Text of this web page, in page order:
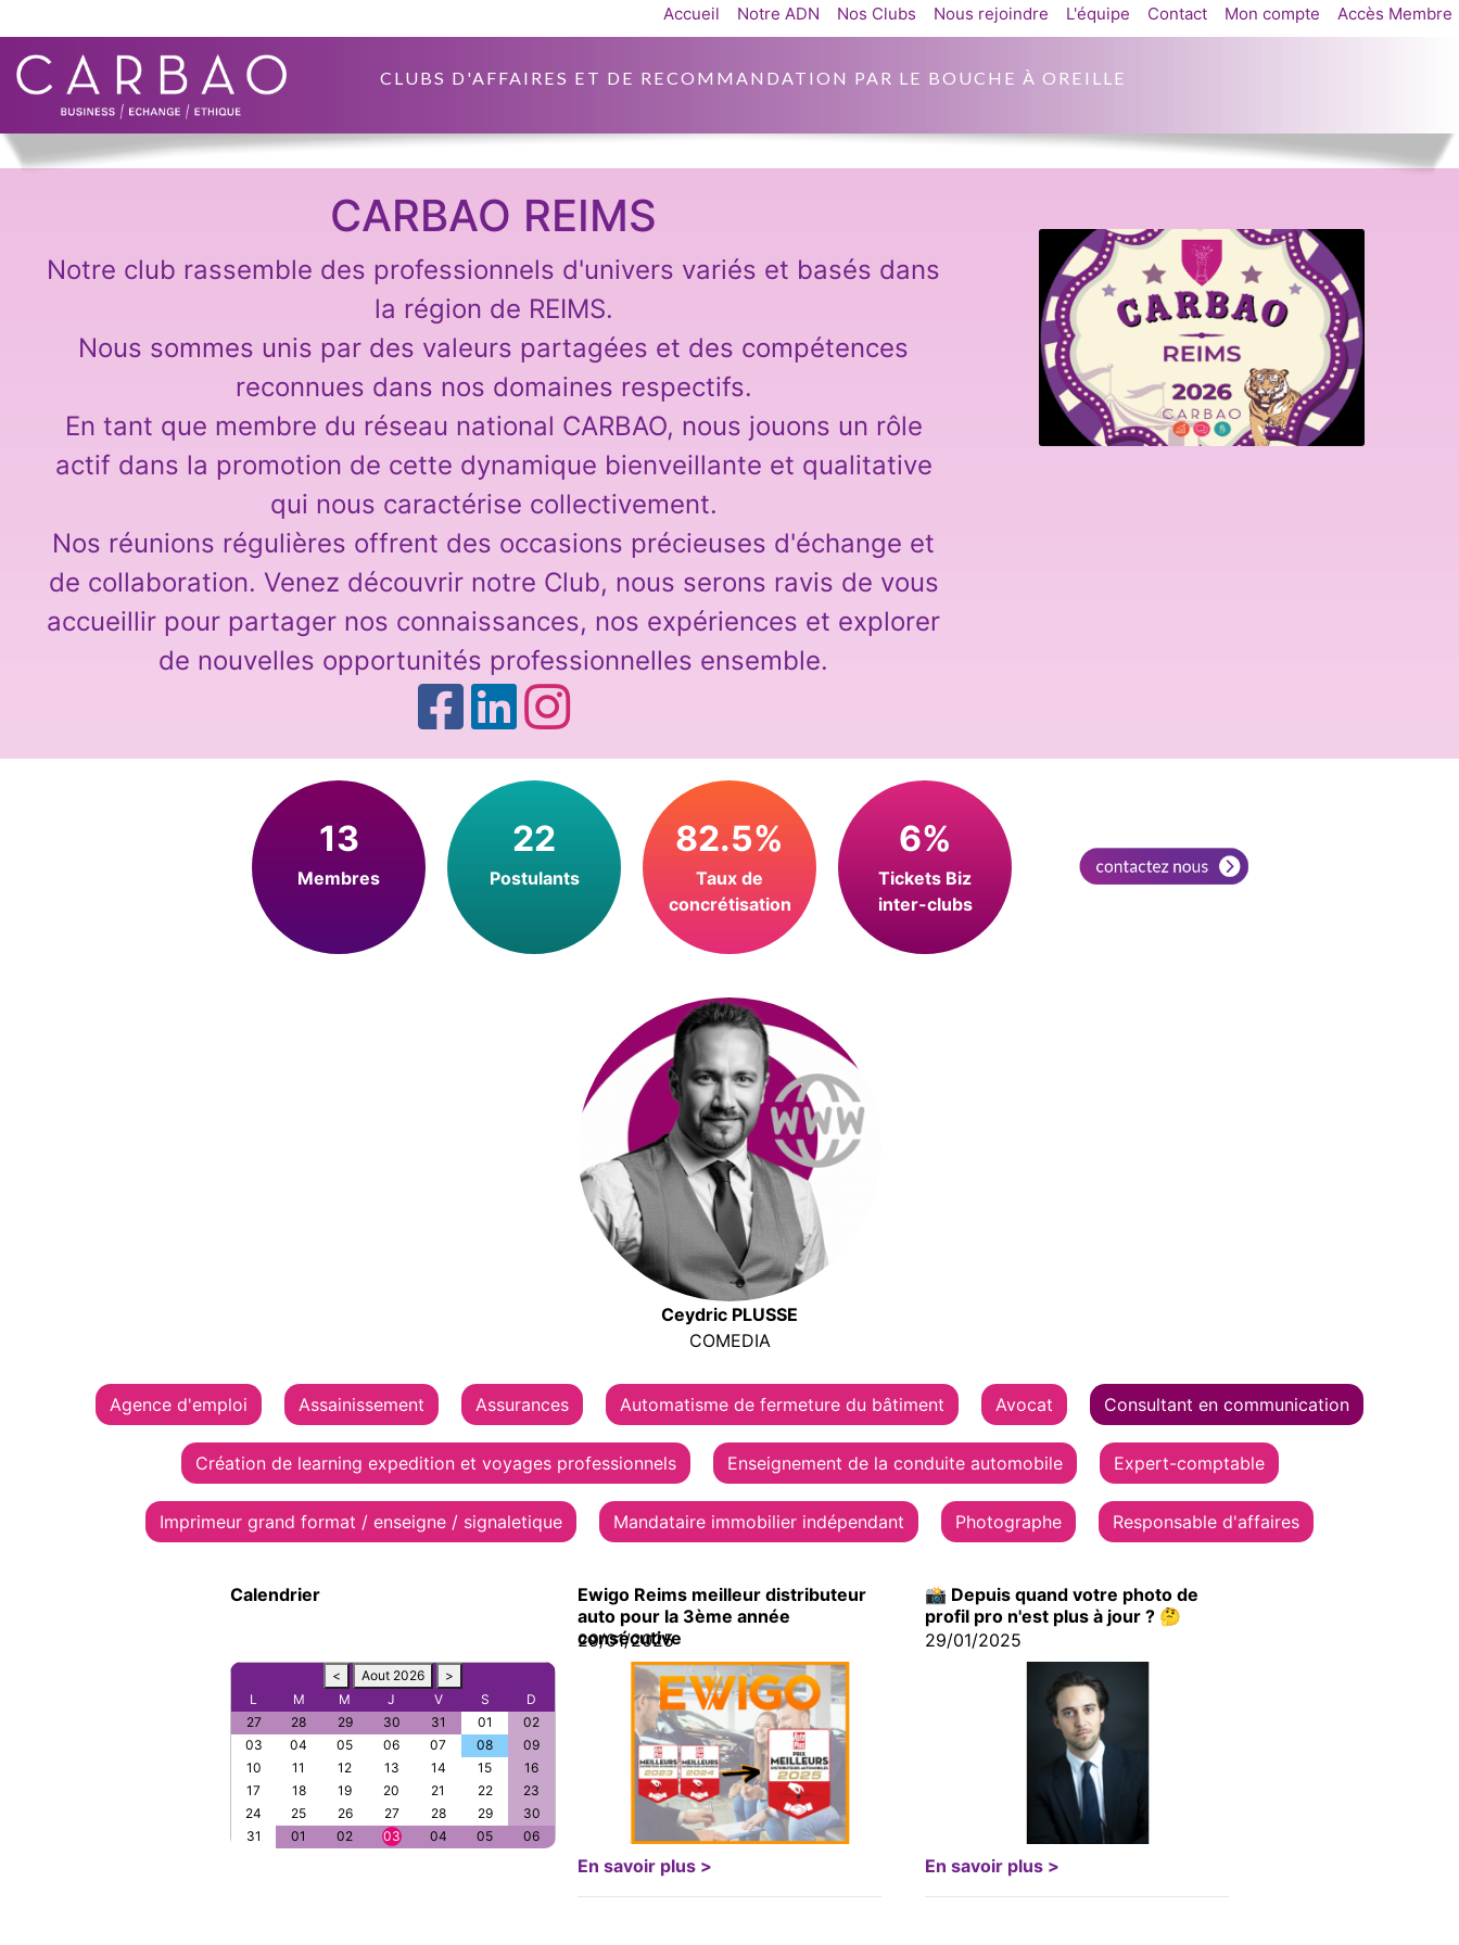
CLUBS D'AFFAIRES ET DE RECOMMANDATION PAR LE BOUCHE À OREILLE
Accueil Notre ADN Nos Clubs Nous rejoindre L'équipe Contact Mon compte Accès Membre
CARBAO REIMS
Notre club rassemble des professionnels d'univers variés et basés dans
la région de REIMS.
Nous sommes unis par des valeurs partagées et des compétences
reconnues dans nos domaines respectifs.
En tant que membre du réseau national CARBAO, nous jouons un rôle
actif dans la promotion de cette dynamique bienveillante et qualitative
qui nous caractérise collectivement.
Nos réunions régulières offrent des occasions précieuses d'échange et
de collaboration. Venez découvrir notre Club, nous serons ravis de vous
accueillir pour partager nos connaissances, nos expériences et explorer
de nouvelles opportunités professionnelles ensemble.
13
Membres
22
Postulants
82.5%
Taux de
concrétisation
6%
Tickets Biz
inter-clubs
Ceydric PLUSSE
COMEDIA
Agence d'emploi Assainissement Assurances Automatisme de fermeture du bâtiment Avocat Consultant en communication
Création de learning expedition et voyages professionnels Enseignement de la conduite automobile Expert-comptable
Imprimeur grand format / enseigne / signaletique Mandataire immobilier indépendant Photographe Responsable d'affaires
Calendrier
< Aout 2026
>
L
M M J V S
D
27
28 29 30 31 01
02
03
04 05 06 07 08
09
10
11 12 13 14 15
16
17
18 19 20 21 22
23
24
25 26 27 28 29
30
31
01 02 03 04 05 06
Ewigo Reims meilleur distributeur
auto pour la 3ème année
consécutive
29/01/2025
En savoir plus >
📸 Depuis quand votre photo de
profil pro n'est plus à jour ? 🤔
29/01/2025
En savoir plus >